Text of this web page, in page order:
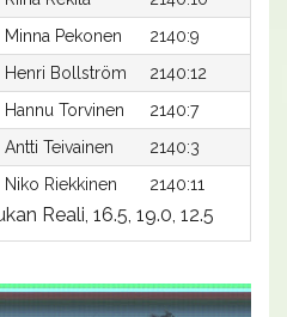
Minna Pekonen 2140:9
Henri Bollström 2140:12
Hannu Torvinen 2140:7
Antti Teivainen 2140:3
Niko Riekkinen 2140:11
Reali, 16.5, 19.0, 12.5